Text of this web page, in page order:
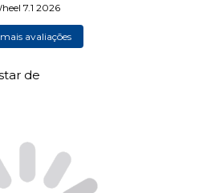
7.1 2026
avaliações
de